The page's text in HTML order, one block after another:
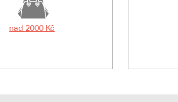
nad 2000 Kč